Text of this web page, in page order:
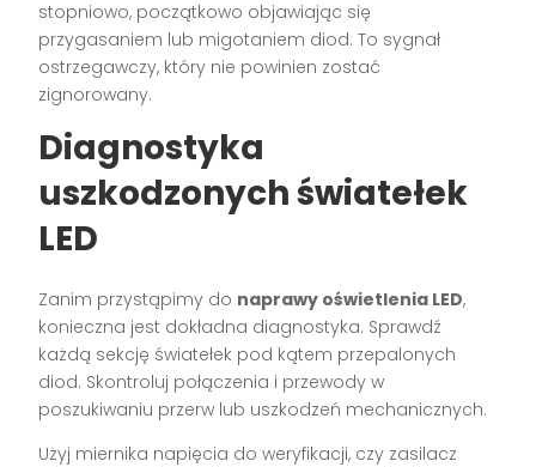
stopniowo, początkowo objawiając się
przygasaniem lub migotaniem diod. To sygnał
ostrzegawczy, który nie powinien zostać
zignorowany.
Diagnostyka
uszkodzonych światełek
LED
Zanim przystąpimy do naprawy oświetlenia LED,
konieczna jest dokładna diagnostyka. Sprawdź
każdą sekcję światełek pod kątem przepalonych
diod. Skontroluj połączenia i przewody w
poszukiwaniu przerw lub uszkodzeń mechanicznych.
Użyj miernika napięcia do weryfikacji, czy zasilacz